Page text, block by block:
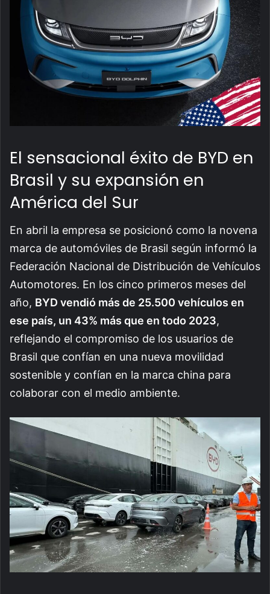
El sensacional éxito de BYD en
Brasil y su expansión en
América del Sur
En abril la empresa se posicionó como la novena
marca de automóviles de Brasil según informó la
Federación Nacional de Distribución de Vehículos
Automotores. En los cinco primeros meses del
año, BYD vendió más de 25.500 vehículos en
ese país, un 43% más que en todo 2023,
reflejando el compromiso de los usuarios de
Brasil que confían en una nueva movilidad
sostenible y confían en la marca china para
colaborar con el medio ambiente.